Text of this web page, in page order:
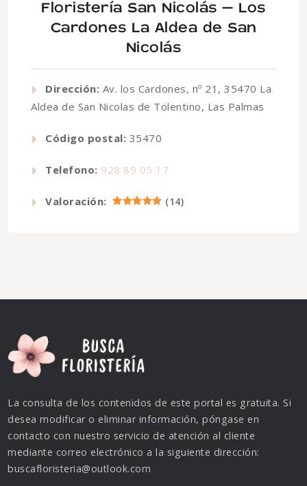
Floristería San Nicolás – Los
Cardones La Aldea de San
Nicolás
Dirección: Av. los Cardones, nº 21, 35470 La
Aldea de San Nicolas de Tolentino, Las Palmas
Código postal: 35470
Telefono: 928 89 05 17
Valoración: (14)
La consulta de los contenidos de este portal es gratuita. Si
desea modificar o eliminar información, póngase en
contacto con nuestro servicio de atención al cliente
mediante correo electrónico a la siguiente dirección:
buscafloristeria@outlook.com